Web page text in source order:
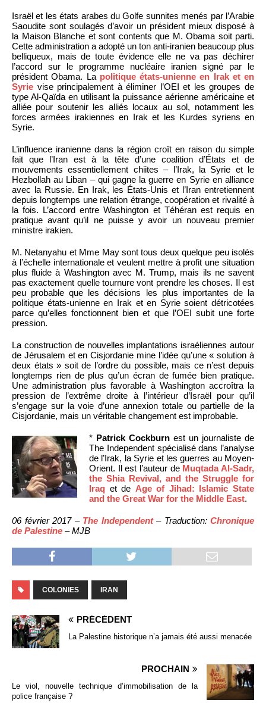
Israël et les états arabes du Golfe sunnites menés par l’Arabie
Saoudite sont soulagés d’avoir un président mieux disposé à
la Maison Blanche et sont contents que M. Obama soit parti.
Cette administration a adopté un ton anti-iranien beaucoup plus
belliqueux, mais de toute évidence elle ne va pas déchirer
l’accord sur le programme nucléaire iranien signé par le
président Obama. La politique états-unienne en Irak et en
Syrie vise principalement à éliminer l’OEI et les groupes de
type Al-Qaïda en utilisant la puissance aérienne américaine et
alliée pour soutenir les alliés locaux au sol, notamment les
forces armées irakiennes en Irak et les Kurdes syriens en
Syrie.
L’influence iranienne dans la région croît en raison du simple
fait que l’Iran est à la tête d’une coalition d’États et de
mouvements essentiellement chiites – l’Irak, la Syrie et le
Hezbollah au Liban – qui gagne la guerre en Syrie en alliance
avec la Russie. En Irak, les États-Unis et l’Iran entretiennent
depuis longtemps une relation étrange, coopération et rivalité à
la fois. L’accord entre Washington et Téhéran est requis en
pratique avant qu’il ne puisse y avoir un nouveau premier
ministre irakien.
M. Netanyahu et Mme May sont tous deux quelque peu isolés
à l’échelle internationale et veulent mettre à profit une situation
plus fluide à Washington avec M. Trump, mais ils ne savent
pas exactement quelle tournure vont prendre les choses. Il est
peu probable que les décisions les plus importantes de la
politique états-unienne en Irak et en Syrie soient détricotées
parce qu’elles fonctionnent bien et que l’OEI subit une forte
pression.
La construction de nouvelles implantations israéliennes autour
de Jérusalem et en Cisjordanie mine l’idée qu’une « solution à
deux états » soit de l’ordre du possible, mais ce n’est depuis
longtemps rien de plus qu’un écran de fumée bien pratique.
Une administration plus favorable à Washington accroîtra la
pression de l’extrême droite à l’intérieur d’Israël pour qu’il
s’engage sur la voie d’une annexion totale ou partielle de la
Cisjordanie, mais un véritable changement est improbable.
* Patrick Cockburn est un journaliste de
The Independent spécialisé dans l’analyse
de l’Irak, la Syrie et les guerres au Moyen-
Orient. Il est l’auteur de Muqtada Al-Sadr,
the Shia Revival, and the Struggle for
Iraq et de Age of Jihad: Islamic State
and the Great War for the Middle East.
06 février 2017 – The Independent– Traduction: Chronique
de Palestine – MJB
COLONIES IRAN
PRÉCÉDENT
La Palestine historique n’a jamais été aussi menacée
PROCHAIN
Le viol, nouvelle technique d’immobilisation de la
police française ?